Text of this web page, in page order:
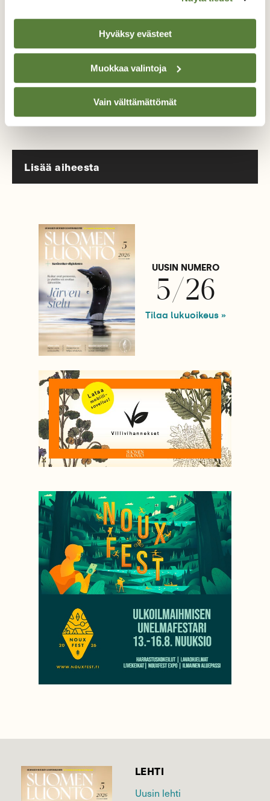
Hyväksy evästeet
Muokkaa valintoja
Vain välttämättömät
Alk. 3 numeroa 23,40 €.
Tilaa nyt!
Lisää aiheesta
UUSIN NUMERO
5/26
Tilaa lukuoikeus »
LEHTI
Uusin lehti